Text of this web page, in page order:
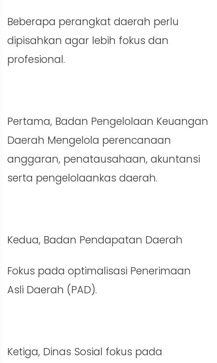
Beberapa perangkat daerah perlu
dipisahkan agar lebih fokus dan
profesional.
Pertama, Badan Pengelolaan Keuangan
Daerah Mengelola perencanaan
anggaran, penatausahaan, akuntansi
serta pengelolaankas daerah.
Kedua, Badan Pendapatan Daerah
Fokus pada optimalisasi Penerimaan
Asli Daerah (PAD).
Ketiga, Dinas Sosial fokus pada